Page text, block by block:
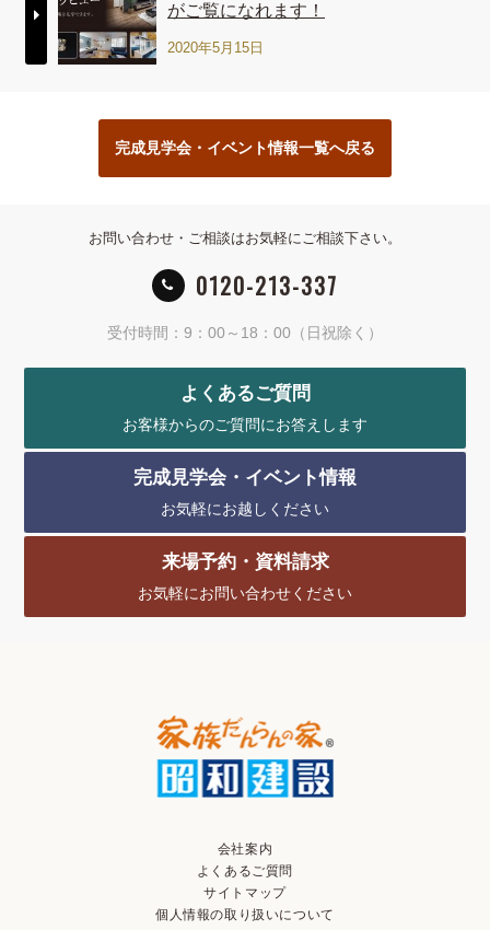
がご覧になれます！
2020年5月15日
完成見学会・イベント情報一覧へ戻る
お問い合わせ・ご相談はお気軽にご相談下さい。
0120-213-337
受付時間：9：00～18：00（日祝除く）
よくあるご質問
お客様からのご質問にお答えします
完成見学会・イベント情報
お気軽にお越しください
来場予約・資料請求
お気軽にお問い合わせください
会社案内
よくあるご質問
サイトマップ
個人情報の取り扱いについて